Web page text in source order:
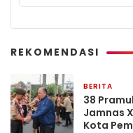
REKOMENDASI
BERITA
38
Jamnas
Kota